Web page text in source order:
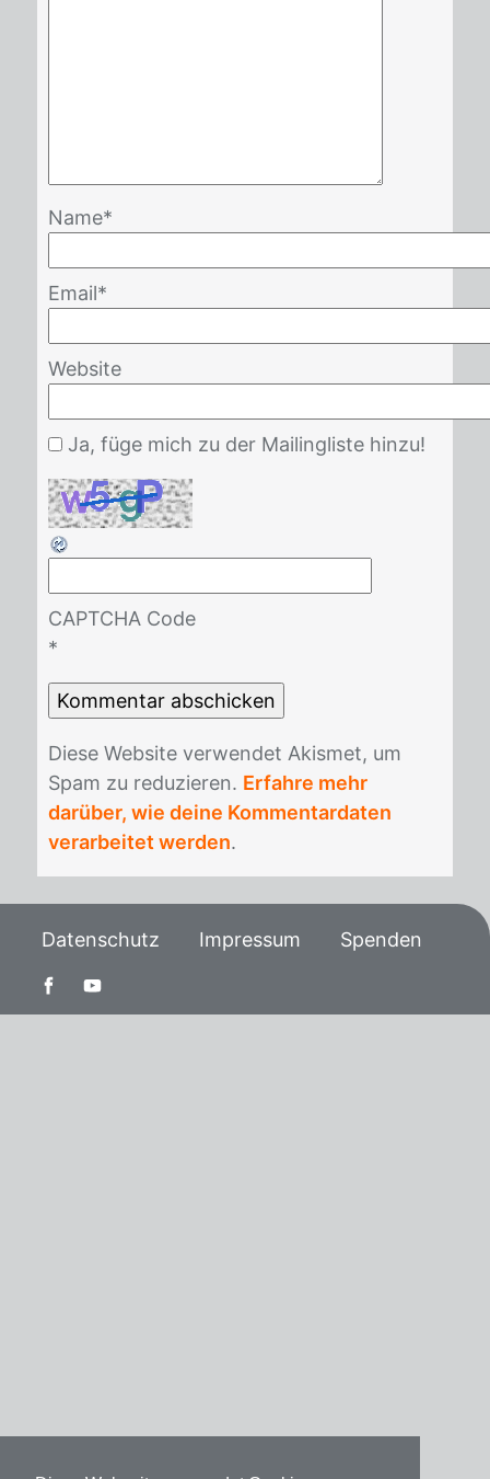
Name*
Email*
Website
Ja, füge mich zu der Mailingliste hinzu!
CAPTCHA Code
*
Die­se Web­site ver­wen­det Akis­met, um
Spam zu re­du­zie­ren. Erfahre mehr
darüber, wie deine Kommentardaten
verarbeitet werden.
Datenschutz Impressum Spenden